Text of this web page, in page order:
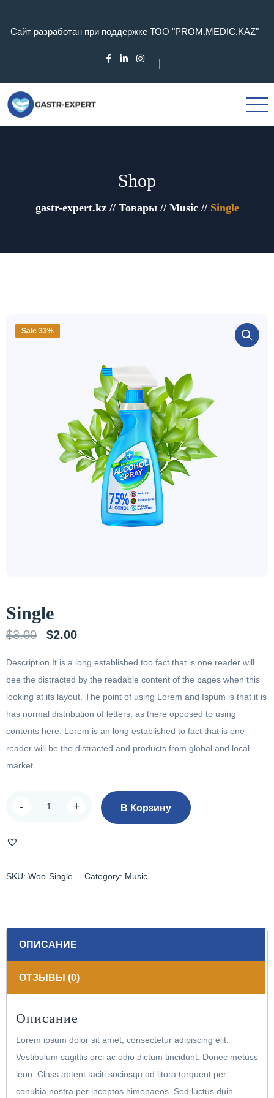
Сайт разработан при поддержке ТОО "PROM.MEDIC.KAZ"
Shop
gastr-expert.kz // Товары // Music // Single
Sale 33%
Single
$3.00
Первоначальная
составляла
$2.00Текущая
$2.00.
Description It is a long established too fact that is one reader will
bee the distracted by the readable content of the pages when this
looking at its layout. The point of using Lorem and Ispum is that it is
has normal distribution of letters, as there opposed to using
contents here. Lorem is an long established to fact that is one
reader will be the distracted and products from global and local
market.
- + В Корзину
SKU: Woo-Single Category: Music
ОПИСАНИЕ
ОТЗЫВЫ (0)
Описание
Lorem ipsum dolor sit amet, consectetur adipiscing elit.
Vestibulum sagittis orci ac odio dictum tincidunt. Donec metuss
leon. Class aptent taciti sociosqu ad litora torquent per
conubia nostra per inceptos himenaeos. Sed luctus duin